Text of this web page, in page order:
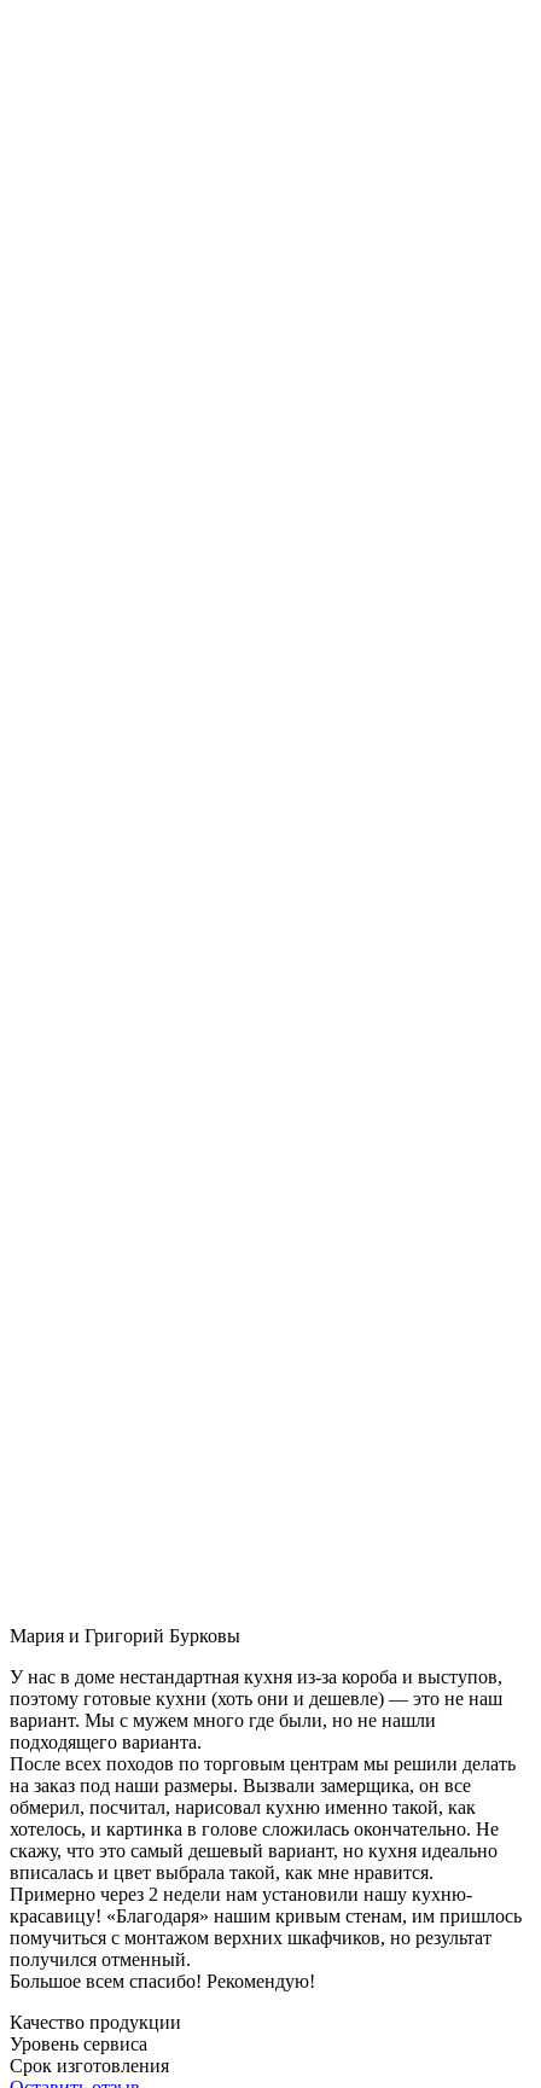
Мария и Григорий Бурковы
У нас в доме нестандартная кухня из-за короба и выступов,
поэтому готовые кухни (хоть они и дешевле) — это не наш
вариант. Мы с мужем много где были, но не нашли
подходящего варианта.
После всех походов по торговым центрам мы решили делать
на заказ под наши размеры. Вызвали замерщика, он все
обмерил, посчитал, нарисовал кухню именно такой, как
хотелось, и картинка в голове сложилась окончательно. Не
скажу, что это самый дешевый вариант, но кухня идеально
вписалась и цвет выбрала такой, как мне нравится.
Примерно через 2 недели нам установили нашу кухню-
красавицу! «Благодаря» нашим кривым стенам, им пришлось
помучиться с монтажом верхних шкафчиков, но результат
получился отменный.
Большое всем спасибо! Рекомендую!
Качество продукции
Уровень сервиса
Срок изготовления